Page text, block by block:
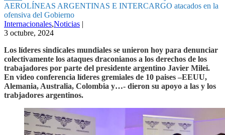
AEROLÍNEAS ARGENTINAS E INTERCARGO atacados en la
ofensiva del Gobierno
Internacionales,Noticias |
3 octubre, 2024
Los líderes sindicales mundiales se unieron hoy para denunciar
colectivamente los ataques draconianos a los derechos de los
trabajadores por parte del presidente argentino Javier Milei.
En video conferencia líderes gremiales de 10 paises –EEUU,
Alemania, Australia, Colombia y…- dieron su apoyo a las y los
trabjadores argentinos.